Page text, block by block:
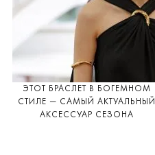
ЭТОТ БРАСЛЕТ В БОГЕМНОМ
СТИЛЕ — САМЫЙ АКТУАЛЬНЫЙ
АКСЕССУАР СЕЗОНА